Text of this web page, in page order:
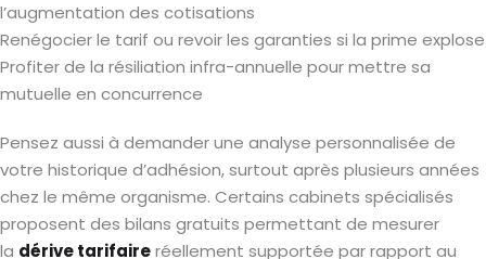
l’augmentation des cotisations
Renégocier le tarif ou revoir les garanties si la prime explose
Profiter de la résiliation infra-annuelle pour mettre sa
mutuelle en concurrence
Pensez aussi à demander une analyse personnalisée de
votre historique d’adhésion, surtout après plusieurs années
chez le même organisme. Certains cabinets spécialisés
proposent des bilans gratuits permettant de mesurer
la dérive tarifaireréellement supportée par rapport au